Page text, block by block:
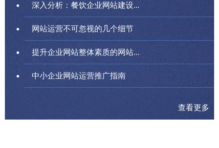
深入分析：餐饮企业网站建设...
网站运营不可忽视的几个细节
提升企业网站整体素质的网站...
中小企业网站运营推广指南
查看更多